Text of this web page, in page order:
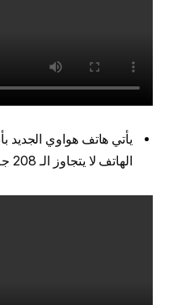
الهاتف لا يتجاوز الـ 208 جم.